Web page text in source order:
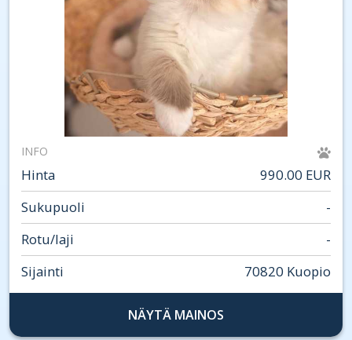
INFO
Hinta
990.00 EUR
Sukupuoli
-
Rotu/laji
-
Sijainti
70820 Kuopio
NÄYTÄ MAINOS